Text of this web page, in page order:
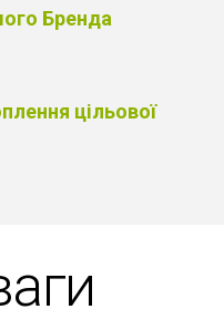
Бренда
цільової